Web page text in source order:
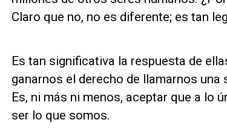
Claro que no, no es diferente; es tan
Es tan significativa la respuesta de
ganarnos el derecho de llamarnos
Es, ni más ni menos, aceptar que a lo
ser lo que somos.